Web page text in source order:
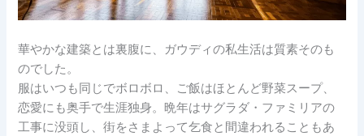
華やかな建築とは裏腹に、ガウディの私生活は質素そのも
のでした。
服はいつも同じでボロボロ、ご飯はほとんど野菜スープ、
恋愛にも奥手で生涯独身。晩年はサグラダ・ファミリアの
工事に没頭し、街をさまよって乞食と間違われることもあ